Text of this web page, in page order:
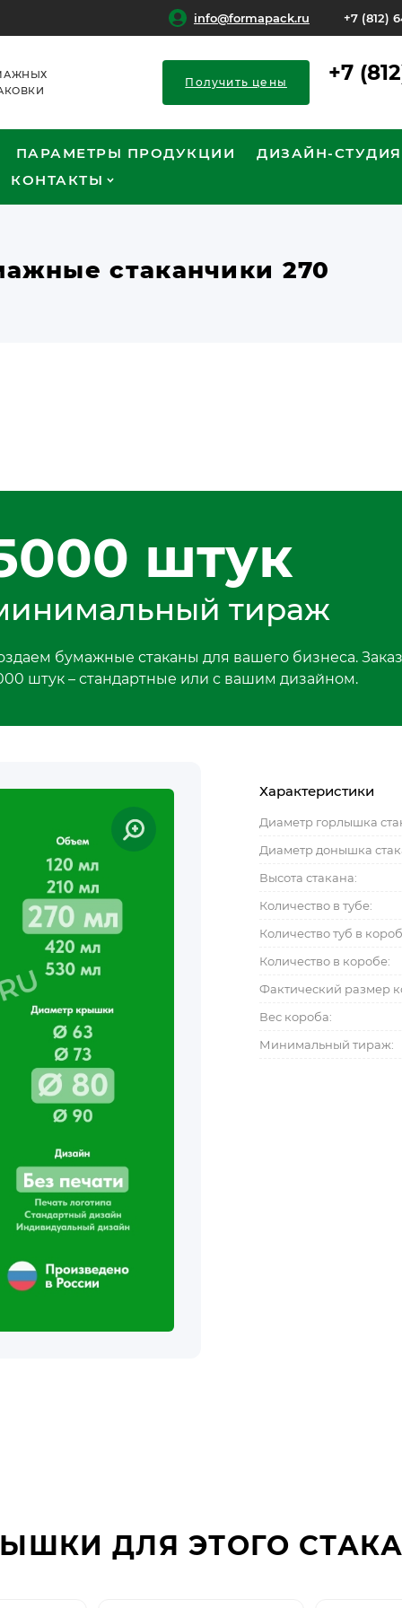
info@formapack.ru +7 (812)
Получить цены +7
ПАРАМЕТРЫ ПРОДУКЦИИ
ДИЗАЙН-СТУДИЯ
КОНТАКТЫ
стаканчики 270
штук
тираж
бумажные стаканы для вашего бизнеса.
штук – стандартные или с вашим дизайном.
Характеристики
Диаметр горлышка
Диаметр донышка
Высота стакана:
Количество в тубе:
Количество туб в
Количество в коробе:
Фактический размер
Вес короба:
Минимальный тираж:
ДЛЯ ЭТОГО